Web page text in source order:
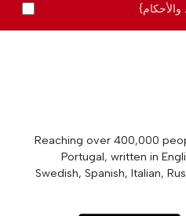
Reaching over 400,000
Portugal, written in
Swedish, Spanish, Italian,